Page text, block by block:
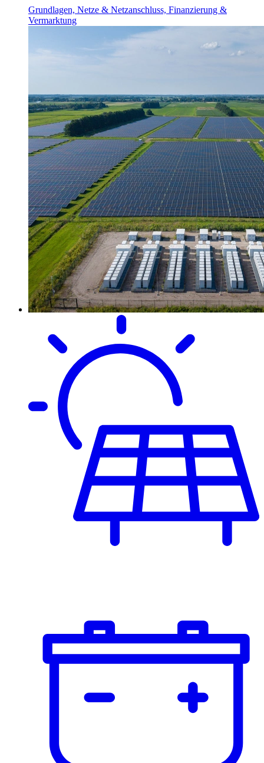
Grundlagen, Netze & Netzanschluss, Finanzierung &
Vermarktung